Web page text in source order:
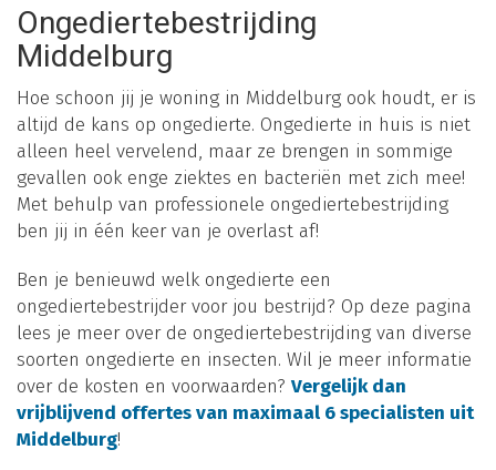
Ongediertebestrijding
Middelburg
Hoe schoon jij je woning in Middelburg ook houdt, er is
altijd de kans op ongedierte. Ongedierte in huis is niet
alleen heel vervelend, maar ze brengen in sommige
gevallen ook enge ziektes en bacteriën met zich mee!
Met behulp van professionele ongediertebestrijding
ben jij in één keer van je overlast af!
Ben je benieuwd welk ongedierte een
ongediertebestrijder voor jou bestrijd? Op deze pagina
lees je meer over de ongediertebestrijding van diverse
soorten ongedierte en insecten. Wil je meer informatie
over de kosten en voorwaarden? Vergelijk dan
vrijblijvend offertes van maximaal 6 specialisten uit
Middelburg!